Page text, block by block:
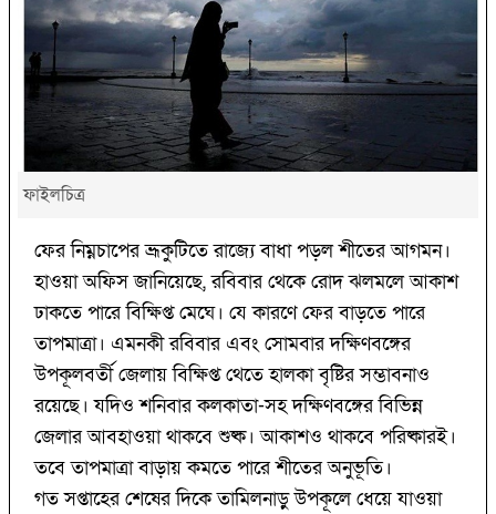
ফাইলচিত্র
ফের নিম্নচাপের ভ্রূকুটিতে রাজ্যে বাধা পড়ল শীতের আগমন।
হাওয়া অফিস জানিয়েছে, রবিবার থেকে রোদ ঝলমলে আকাশ
ঢাকতে পারে বিক্ষিপ্ত মেঘে। যে কারণে ফের বাড়তে পারে
তাপমাত্রা। এমনকী রবিবার এবং সোমবার দক্ষিণবঙ্গের
উপকূলবর্তী জেলায় বিক্ষিপ্ত থেতে হালকা বৃষ্টির সম্ভাবনাও
রয়েছে। যদিও শনিবার কলকাতা-সহ দক্ষিণবঙ্গের বিভিন্ন
জেলার আবহাওয়া থাকবে শুষ্ক। আকাশও থাকবে পরিষ্কারই।
তবে তাপমাত্রা বাড়ায় কমতে পারে শীতের অনুভূতি।
গত সপ্তাহের শেষের দিকে তামিলনাড়ু উপকূলে ধেয়ে যাওয়া